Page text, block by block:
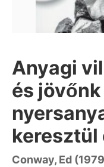
Anyagi
és
keresztül
Conway, Ed